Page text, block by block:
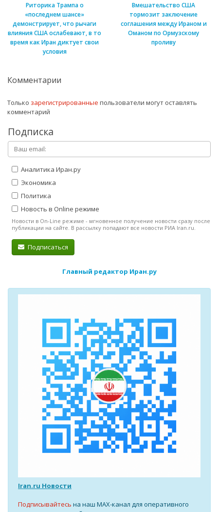
Риторика Трампа о
«последнем шансе»
демонстрирует, что рычаги
влияния США ослабевают, в то
время как Иран диктует свои
условия
Вмешательство США
тормозит заключение
соглашения между Ираном и
Оманом по Ормузскому
проливу
Комментарии
Только зарегистрированные пользователи могут оставлять
комментарий
Подписка
Аналитика Иран.ру
Экономика
Политика
Новость в Online режиме
Новости в On-Line режиме - мгновенное получение новости сразу после
публикации на сайте. В рассылку попадают все новости РИА Iran.ru.
Подписаться
Главный редактор Иран.ру
Iran.ru Новости
Подписывайтесь на наш MAX-канал для оперативного